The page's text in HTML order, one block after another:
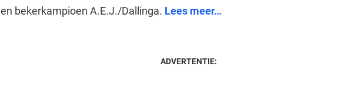
en bekerkampioen A.E.J./Dallinga. Lees meer…
ADVERTENTIE: